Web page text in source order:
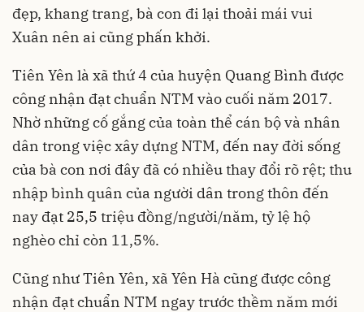
đẹp, khang trang, bà con đi lại thoải mái vui
Xuân nên ai cũng phấn khởi.
Tiên Yên là xã thứ 4 của huyện Quang Bình được
công nhận đạt chuẩn NTM vào cuối năm 2017.
Nhờ những cố gắng của toàn thể cán bộ và nhân
dân trong việc xây dựng NTM, đến nay đời sống
của bà con nơi đây đã có nhiều thay đổi rõ rệt; thu
nhập bình quân của người dân trong thôn đến
nay đạt 25,5 triệu đồng/người/năm, tỷ lệ hộ
nghèo chỉ còn 11,5%.
Cũng như Tiên Yên, xã Yên Hà cũng được công
nhận đạt chuẩn NTM ngay trước thềm năm mới